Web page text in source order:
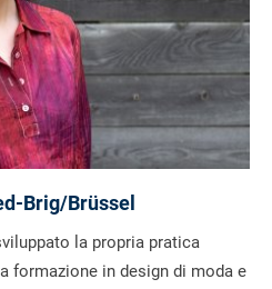
Brig/Brüssel
la propria pratica
formazione in design di moda e